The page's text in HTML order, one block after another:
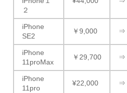
２
iPhone
SE2
￥9,000 ⇒
iPhone
11proMax
￥29,700 ⇒
iPhone
11pro
¥22,000 ⇒